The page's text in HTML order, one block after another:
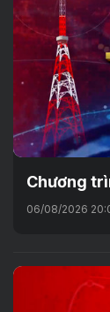
Chương
06/08/2026